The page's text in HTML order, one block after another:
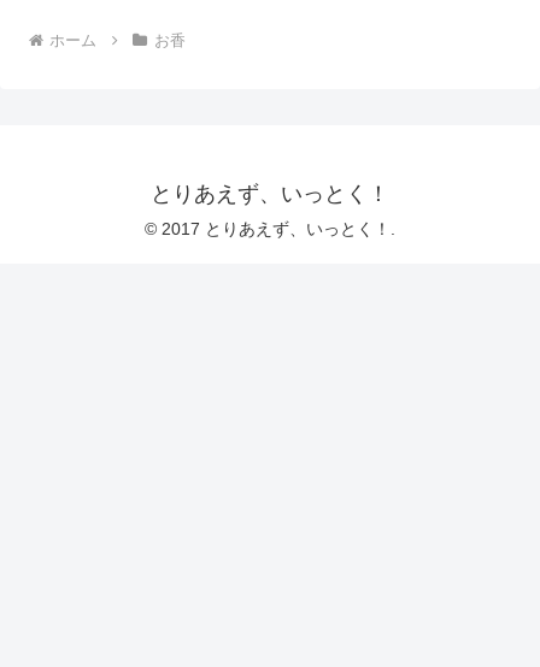
ホーム お香
とりあえず、いっとく！
© 2017 とりあえず、いっとく！.